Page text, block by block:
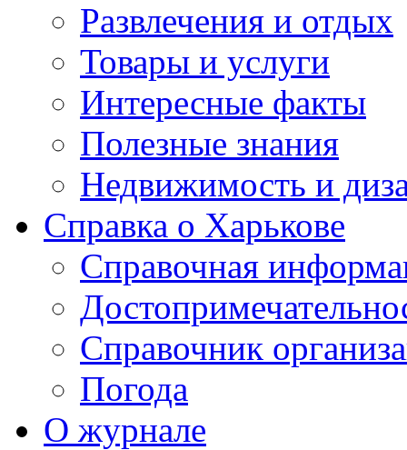
Развлечения и отдых
Товары и услуги
Интересные факты
Полезные знания
Недвижимость и
Справка о Харькове
Справочная
Справочник
Погода
О журнале